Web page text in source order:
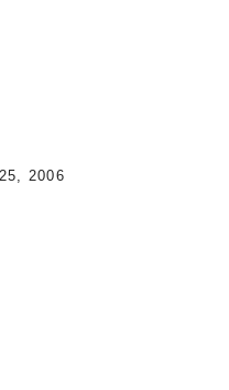
2006